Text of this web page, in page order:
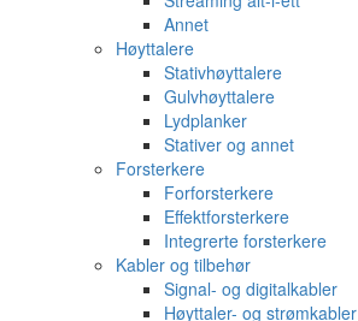
Annet
Høyttalere
Stativhøyttalere
Gulvhøyttalere
Lydplanker
Stativer og annet
Forsterkere
Forforsterkere
Effektforsterkere
Integrerte forsterkere
Kabler og tilbehør
Signal- og digitalkabler
Høyttaler- og strømkabler